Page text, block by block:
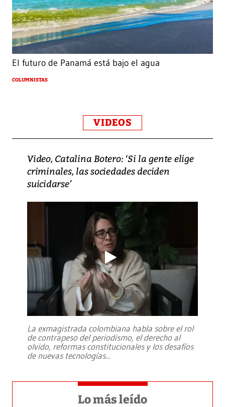
El futuro de Panamá está bajo el agua
COLUMNISTAS
VIDEOS
Video, Catalina Botero: ‘Si la gente elige
criminales, las sociedades deciden
suicidarse’
La exmagistrada colombiana habla sobre el rol
de contrapeso del periodismo, el derecho al
olvido, reformas constitucionales y los desafíos
de nuevas tecnologías...
Lo más leído